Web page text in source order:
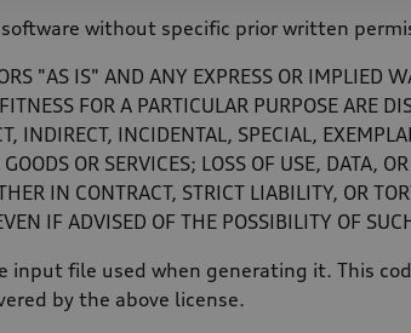
without specific prior written
"AS IS" AND ANY EXPRESS OR IMPLIED
FOR A PARTICULAR PURPOSE ARE
INDIRECT, INCIDENTAL, SPECIAL,
OR SERVICES; LOSS OF USE, DATA,
IN CONTRACT, STRICT LIABILITY, OR
IF ADVISED OF THE POSSIBILITY OF
file used when generating it. This
by the above license.